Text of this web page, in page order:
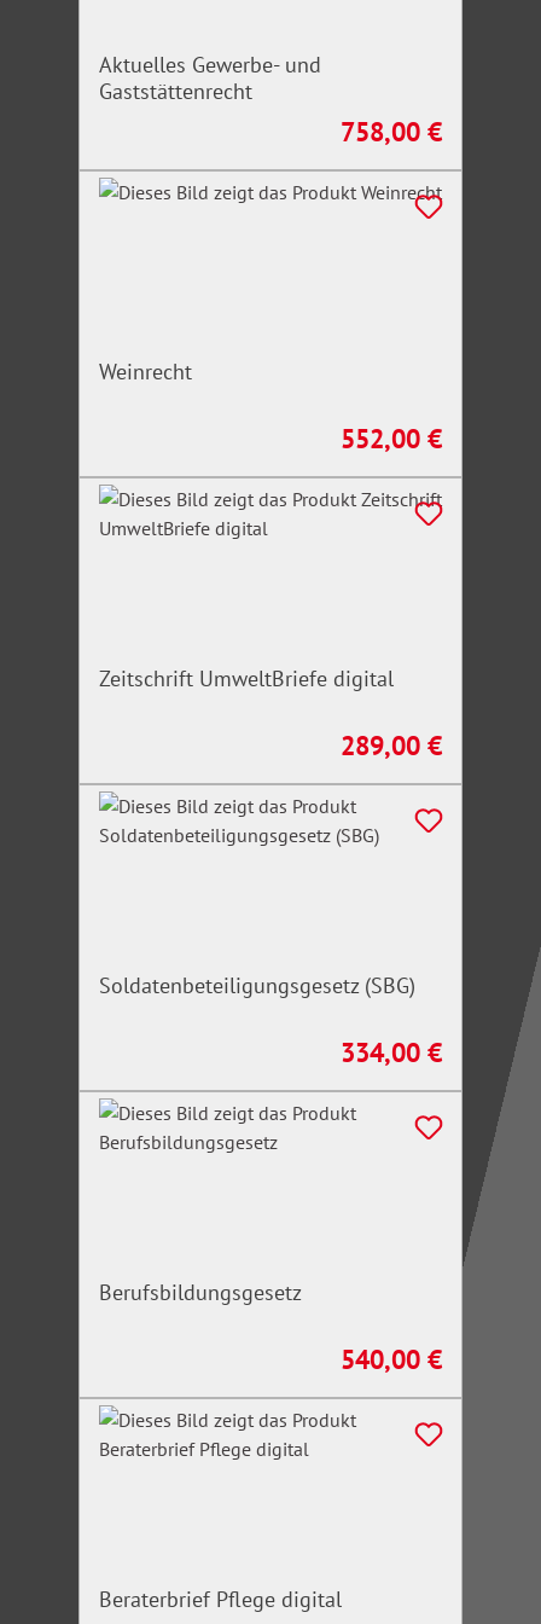
Aktuelles Gewerbe- und
Gaststättenrecht
Regulärer Preis:
758,00 €
Weinrecht
Regulärer Preis:
552,00 €
Zeitschrift UmweltBriefe digital
Regulärer Preis:
289,00 €
Soldatenbeteiligungsgesetz (SBG)
Regulärer Preis:
334,00 €
Berufsbildungsgesetz
Regulärer Preis:
540,00 €
Beraterbrief Pflege digital